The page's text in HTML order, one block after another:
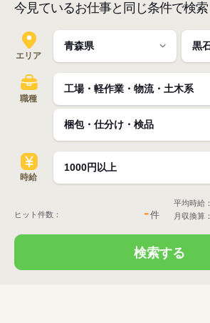
今見ているお仕事と同じ条件で検索
エリア
職種
時給
ヒット件数： -件
平均時給：
月収換算：
検索する